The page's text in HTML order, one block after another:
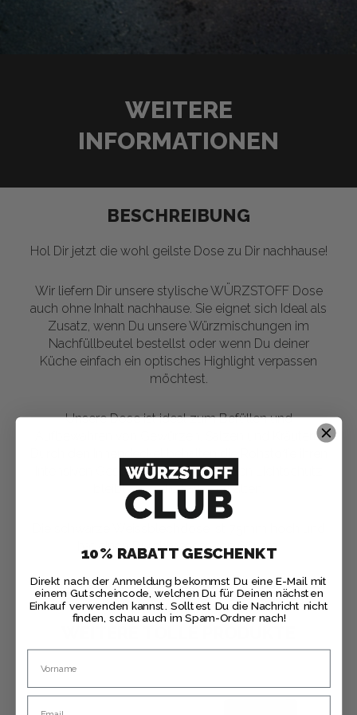
WEITERE
INFORMATIONEN
BESCHREIBUNG
Hol Dir jetzt die wohl geilste Dose zu Dir nachhause!
Wir liefern Dir unsere stylische WÜRZSTOFF Dose
auch ohne Inhalt nachhause. Sie eignet sich Ideal als
Zusatz, wenn Du unsere Würzmischungen im
Nachfüllbeutel bestellst oder wenn Du deiner
Küche einfach ein optisches Highlight verpassen
möchtest.
Unsere Dose ist ideal zum Befüllen und
Aufbewahren von Gewürzen, Salzen und Kräutern.
Durch den Innendeckel behalten die Rohstoffe ihren
intensiven Geschmack und durch den Lichtschutz
bleibt auch die Farbe erhalten.
hat einen Durchmesser von 66mm.
war:
ist:
10% RABATT GESCHENKT
Direkt nach der Anmeldung bekommst Du eine E-Mail mit
einem Gutscheincode, welchen Du für Deinen nächsten
Einkauf verwenden kannst. Solltest Du die Nachricht nicht
finden, schau auch im Spam-Ordner nach!
Name
Email